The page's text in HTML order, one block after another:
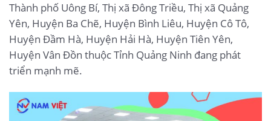
Thành phố Uông Bí, Thị xã Đông Triều, Thị xã Quảng
Yên, Huyện Ba Chẽ, Huyện Bình Liêu, Huyện Cô Tô,
Huyện Đầm Hà, Huyện Hải Hà, Huyện Tiên Yên,
Huyện Vân Đồn thuộc Tỉnh Quảng Ninh đang phát
triển mạnh mẽ.